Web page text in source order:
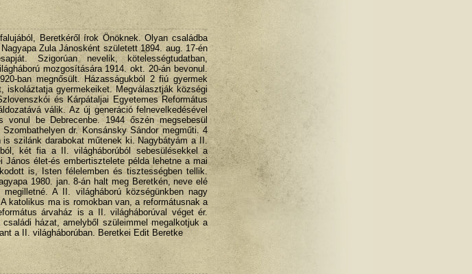
Beretkéről írok Önöknek. Olyan családba
Zula Jánosként született 1894. aug. 17-én
Szigorúan nevelik, kötelességtudatban,
mozgosítására 1914. okt. 20-án bevonul.
ban megnősült. Házasságukból 2 fiú gyermek
iskoláztatja gyermekeiket. Megválasztják községi
és Kárpátaljai Egyetemes Református
válik. Az új generáció felnevelkedésével
be Debrecenbe. 1944 őszén megsebesül
dr. Konsánsky Sándor megműti. 4
szilánk darabokat műtenek ki. Nagybátyám a II.
két fia a II. világháborúból sebesülésekkel a
élet-és embertisztelete példa lehetne a mai
is, Isten félelemben és tisztességben tellik.
1980. jan. 8-án halt meg Beretkén, neve elé
A II. világháború községünkben nagy
katolikus ma is romokban van, a reformátusnak a
árvaház is a II. világháborúval véget ér.
házat, amelyből szüleimmel megalkotjuk a
a II. világháborúban. Beretkei Edit Beretke